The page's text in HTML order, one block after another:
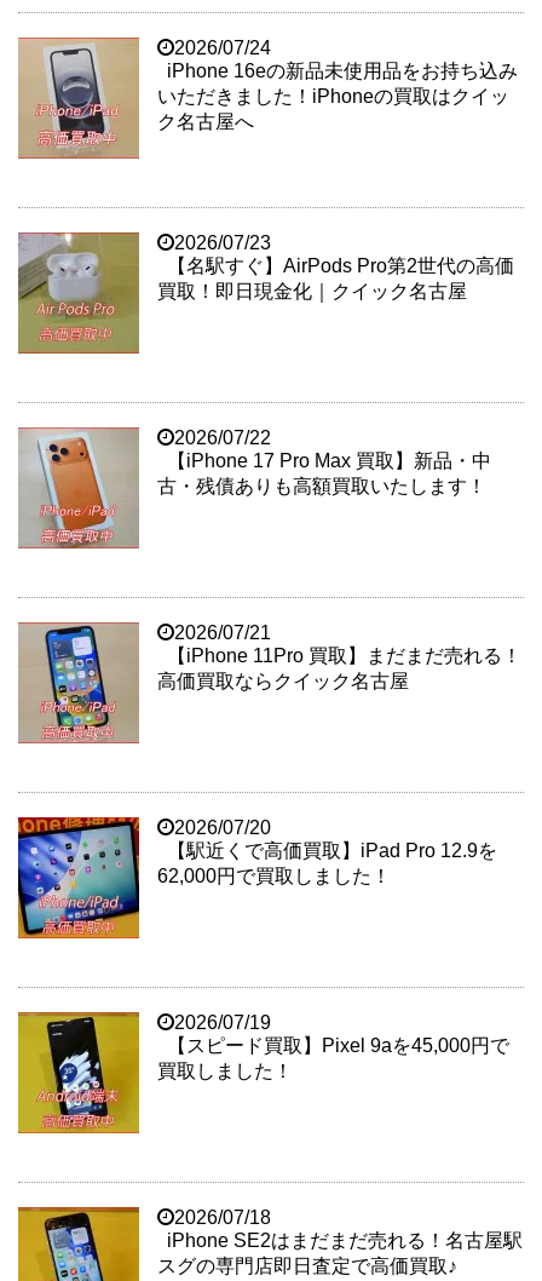
2026/07/24
iPhone 16eの新品未使用品をお持ち込み
いただきました！iPhoneの買取はクイッ
ク名古屋へ
2026/07/23
【名駅すぐ】AirPods Pro第2世代の高価
買取！即日現金化｜クイック名古屋
2026/07/22
【iPhone 17 Pro Max 買取】新品・中
古・残債ありも高額買取いたします！
2026/07/21
【iPhone 11Pro 買取】まだまだ売れる！
高価買取ならクイック名古屋
2026/07/20
【駅近くで高価買取】iPad Pro 12.9を
62,000円で買取しました！
2026/07/19
【スピード買取】Pixel 9aを45,000円で
買取しました！
2026/07/18
iPhone SE2はまだまだ売れる！名古屋駅
スグの専門店即日査定で高価買取♪